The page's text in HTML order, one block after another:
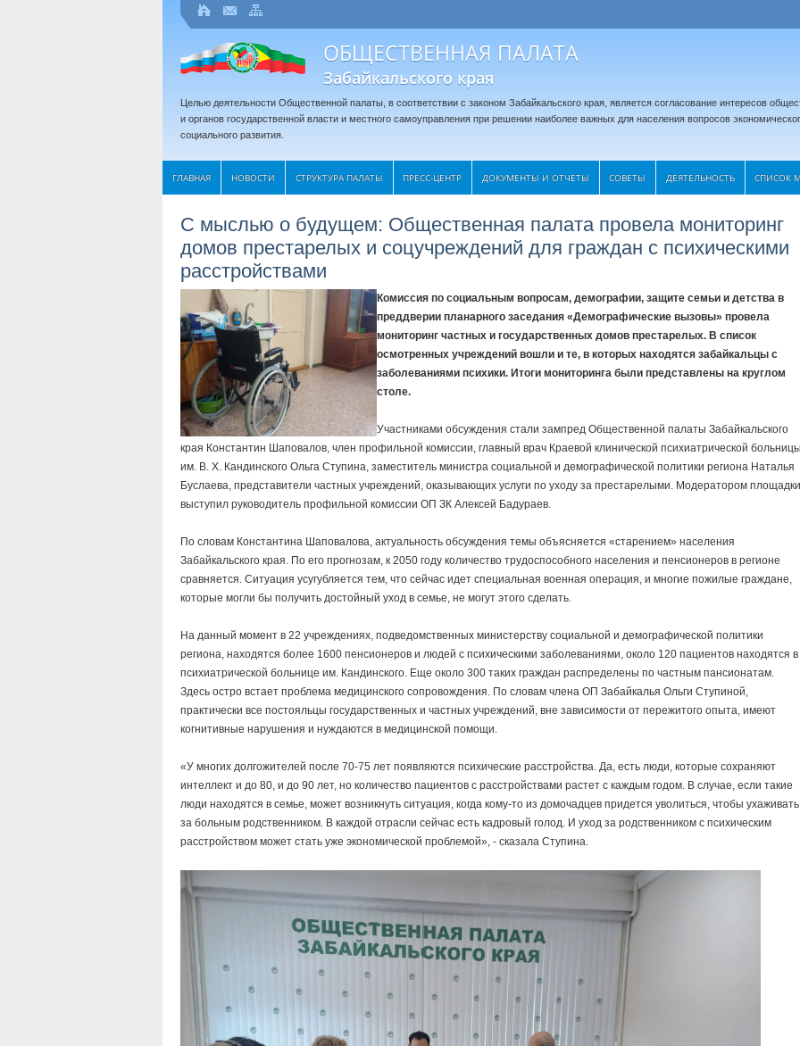
ОБЩЕСТВЕННАЯ ПАЛАТА
Забайкальского края
Целью деятельности Общественной палаты, в соответствии с законом Забайкальского края, является согласование интересов
и органов государственной власти и местного самоуправления при решении наиболее важных для населения вопросов
социального развития.
ГЛАВНАЯ НОВОСТИ СТРУКТУРА ПАЛАТЫ ПРЕСС-ЦЕНТР ДОКУМЕНТЫ И ОТЧЕТЫ CОВЕТЫ ДЕЯТЕЛЬНОСТЬ СПИСОК
С мыслью о будущем: Общественная палата провела мониторинг
домов престарелых и соцучреждений для граждан с психическими
расстройствами
Комиссия по социальным вопросам, демографии, защите семьи и детства в
преддверии планарного заседания «Демографические вызовы» провела
мониторинг частных и государственных домов престарелых. В список
осмотренных учреждений вошли и те, в которых находятся забайкальцы с
заболеваниями психики. Итоги мониторинга были представлены на круглом
столе.
Участниками обсуждения стали зампред Общественной палаты Забайкальского
края Константин Шаповалов, член профильной комиссии, главный врач Краевой клинической психиатрической
им. В. Х. Кандинского Ольга Ступина, заместитель министра социальной и демографической политики региона Наталья
Буслаева, представители частных учреждений, оказывающих услуги по уходу за престарелыми. Модератором площадки
выступил руководитель профильной комиссии ОП ЗК Алексей Бадураев.
По словам Константина Шаповалова, актуальность обсуждения темы объясняется «старением» населения
Забайкальского края. По его прогнозам, к 2050 году количество трудоспособного населения и пенсионеров в регионе
сравняется. Ситуация усугубляется тем, что сейчас идет специальная военная операция, и многие пожилые граждане,
которые могли бы получить достойный уход в семье, не могут этого сделать.
На данный момент в 22 учреждениях, подведомственных министерству социальной и демографической политики
региона, находятся более 1600 пенсионеров и людей с психическими заболеваниями, около 120 пациентов находятся в
психиатрической больнице им. Кандинского. Еще около 300 таких граждан распределены по частным пансионатам.
Здесь остро встает проблема медицинского сопровождения. По словам члена ОП Забайкалья Ольги Ступиной,
практически все постояльцы государственных и частных учреждений, вне зависимости от пережитого опыта, имеют
когнитивные нарушения и нуждаются в медицинской помощи.
«У многих долгожителей после 70-75 лет появляются психические расстройства. Да, есть люди, которые сохраняют
интеллект и до 80, и до 90 лет, но количество пациентов с расстройствами растет с каждым годом. В случае, если такие
люди находятся в семье, может возникнуть ситуация, когда кому-то из домочадцев придется уволиться, чтобы ухаживать
за больным родственником. В каждой отрасли сейчас есть кадровый голод. И уход за родственником с психическим
расстройством может стать уже экономической проблемой», - сказала Ступина.